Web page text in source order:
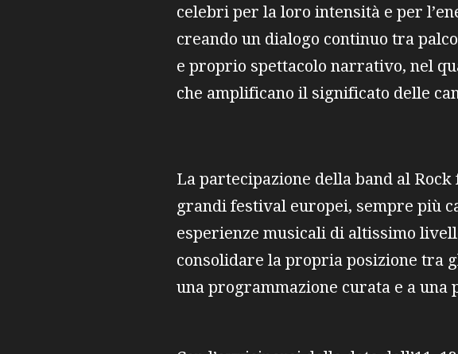
celebri per la loro intensità e per
creando un dialogo continuo tra
e proprio spettacolo narrativo, nel
che amplificano il significato delle
La partecipazione della band al
grandi festival europei, sempre più
esperienze musicali di altissimo
consolidare la propria posizione tra
una programmazione curata e a